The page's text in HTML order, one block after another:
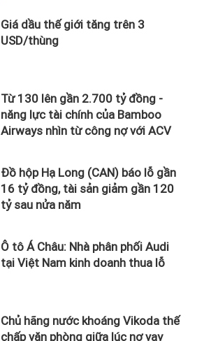
Giá dầu thế giới tăng trên 3
USD/thùng
Từ 130 lên gần 2.700 tỷ đồng -
năng lực tài chính của Bamboo
Airways nhìn từ công nợ với ACV
Đồ hộp Hạ Long (CAN) báo lỗ gần
16 tỷ đồng, tài sản giảm gần 120
tỷ sau nửa năm
Ô tô Á Châu: Nhà phân phối Audi
tại Việt Nam kinh doanh thua lỗ
Chủ hãng nước khoáng Vikoda thế
chấp văn phòng giữa lúc nợ vay